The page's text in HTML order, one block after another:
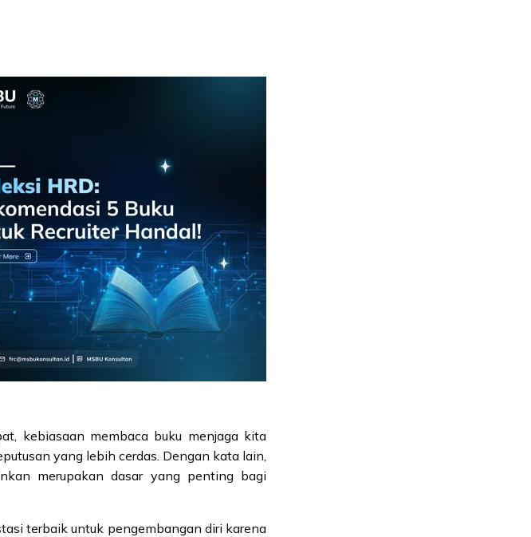
kebiasaan membaca buku menjaga kita
yang lebih cerdas. Dengan kata lain,
merupakan dasar yang penting bagi
terbaik untuk pengembangan diri karena